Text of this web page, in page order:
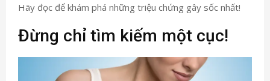
Hãy đọc để khám phá những triệu chứng gây sốc nhất!
Đừng chỉ tìm kiếm một cục!